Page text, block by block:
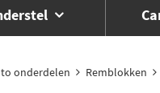
onderdelen Remblokken